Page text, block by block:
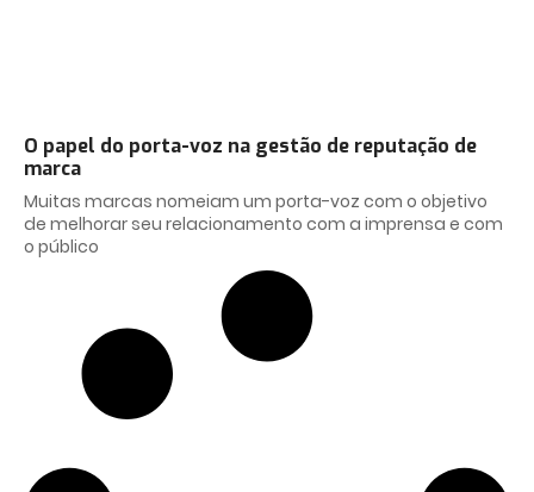
O papel do porta-voz na gestão de reputação de
marca
Muitas marcas nomeiam um porta-voz com o objetivo
de melhorar seu relacionamento com a imprensa e com
o público